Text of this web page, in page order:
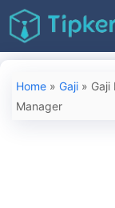
Langsung
ke
isi
Home » Gaji » Gaji
Manager